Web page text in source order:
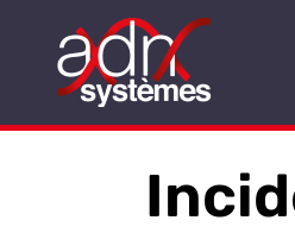
contenu